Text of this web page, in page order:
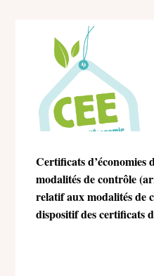
Certificats d’économies
modalités de contrôle
relatif aux modalités de
dispositif des certificats